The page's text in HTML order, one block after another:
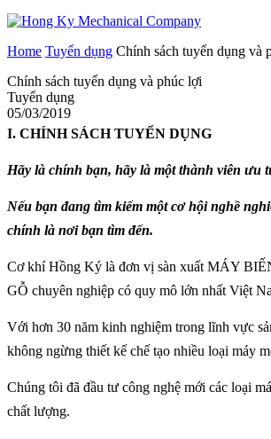
Home Tuyển dụng Chính sách tuyển dụng và
Chính sách tuyển dụng và phúc lợi
Tuyển dụng
05/03/2019
I. CHÍNH SÁCH TUYỂN DỤNG
Hãy là chính bạn, hãy là một thành viên ưu
Nếu bạn đang tìm kiếm một cơ hội nghề
chính là nơi bạn tìm đến.
Cơ khí Hồng Ký là đơn vị sàn xuất MÁY
GỖ chuyên nghiệp có quy mô lớn nhất Việt
Với hơn 30 năm kinh nghiệm trong lĩnh vực
không ngừng thiết kế chế tạo nhiều loại máy
Chúng tôi đã đầu tư công nghệ mới các loại
chất lượng.